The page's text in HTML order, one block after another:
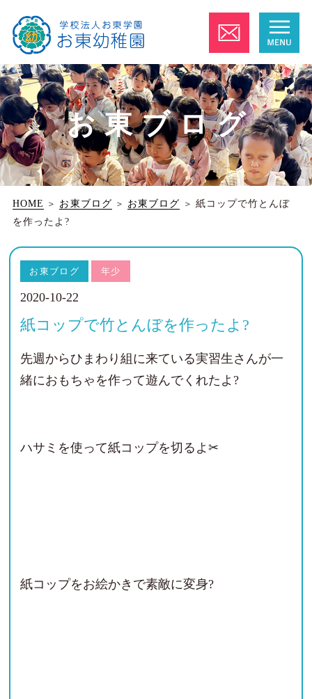
お東ブログ
HOME ＞ お東ブログ ＞ お東ブログ ＞ 紙コップで竹とんぼ
を作ったよ?
お東ブログ 年少
2020-10-22
紙コップで竹とんぼを作ったよ?
先週からひまわり組に来ている実習生さんが一
緒におもちゃを作って遊んでくれたよ?
ハサミを使って紙コップを切るよ✂
紙コップをお絵かきで素敵に変身?